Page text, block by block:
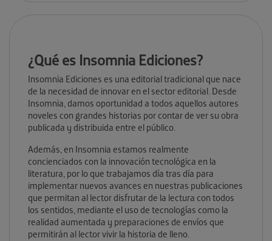
¿Qué es Insomnia Ediciones?
Insomnia Ediciones es una editorial tradicional que nace
de la necesidad de innovar en el sector editorial. Desde
Insomnia, damos oportunidad a todos aquellos autores
noveles con grandes historias por contar de ver su obra
publicada y distribuida entre el público.
Además, en Insomnia estamos realmente
concienciados con la innovación tecnológica en la
literatura, por lo que trabajamos día tras día para
implementar nuevos avances en nuestras publicaciones
que permitan al lector disfrutar de la lectura con todos
los sentidos, mediante el uso de tecnologías como la
realidad aumentada y preparaciones de envíos que
permitirán al lector vivir la historia de lleno.